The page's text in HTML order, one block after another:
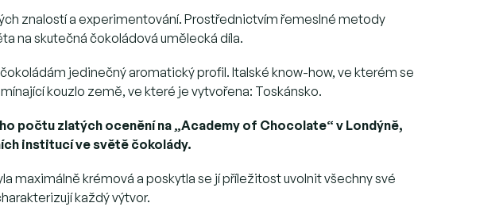
znalostí a experimentování. Prostřednictvím řemeslné metody
na skutečná čokoládová umělecká díla.
jedinečný aromatický profil. Italské know-how, ve kterém se
kouzlo země, ve které je vytvořena: Toskánsko.
počtu zlatých ocenění na „Academy of Chocolate“ v Londýně,
institucí ve světě čokolády.
maximálně krémová a poskytla se jí příležitost uvolnit všechny své
každý výtvor.